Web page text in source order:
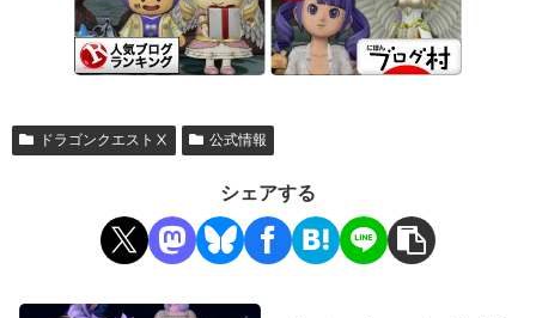
ドラゴンクエストⅩ 公式情報
シェアする